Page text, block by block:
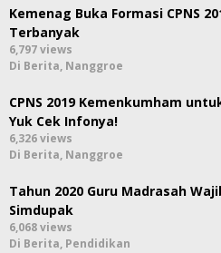
Kemenag Buka Formasi CPNS
Terbanyak
6,797 views
Di Berita, Nanggroe
CPNS 2019 Kemenkumham
Yuk Cek Infonya!
6,326 views
Di Berita, Nanggroe
Tahun 2020 Guru Madrasah
Simdupak
6,068 views
Di Berita, Pendidikan